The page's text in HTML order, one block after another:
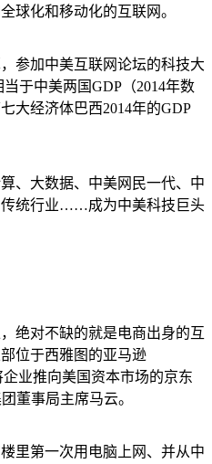
球化和移动化的互联网。
参加中美互联网论坛的科技大
于中美两国GDP（2014年数
大经济体巴西2014年的GDP
、大数据、中美网民一代、中
传统行业……成为中美科技巨头
绝对不缺的就是电商出身的互
位于西雅图的亚马逊
企业推向美国资本市场的京东
董事局主席马云。
里第一次用电脑上网、并从中